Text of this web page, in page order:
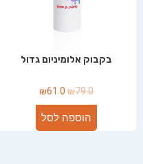
בקבוק אלומיניום גדול
₪79.0
₪61.0
הוספה לסל